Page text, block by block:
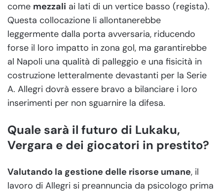
come mezzali ai lati di un vertice basso (regista).
Questa collocazione li allontanerebbe
leggermente dalla porta avversaria, riducendo
forse il loro impatto in zona gol, ma garantirebbe
al Napoli una qualità di palleggio e una fisicità in
costruzione letteralmente devastanti per la Serie
A. Allegri dovrà essere bravo a bilanciare i loro
inserimenti per non sguarnire la difesa.
Quale sarà il futuro di Lukaku,
Vergara e dei giocatori in prestito?
Valutando la gestione delle risorse umane, il
lavoro di Allegri si preannuncia da psicologo prima